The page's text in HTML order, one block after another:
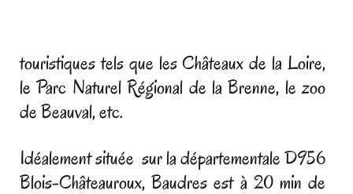
touristiques tels que les Châteaux de la Loire,
le Parc Naturel Régional de la Brenne, le zoo
de Beauval, etc.
Idéalement située sur la départementale D956
Blois-Châteauroux, Baudres est à 20 min de